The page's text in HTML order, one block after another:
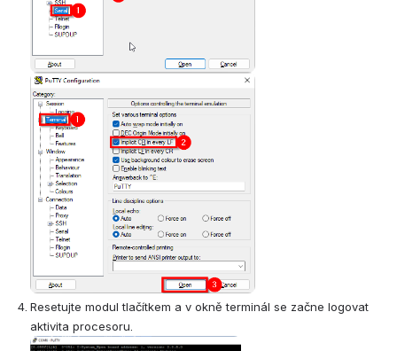
Open
Resetujte modul tlačítkem a v okně terminál se začne logovat
aktivita procesoru.
Open